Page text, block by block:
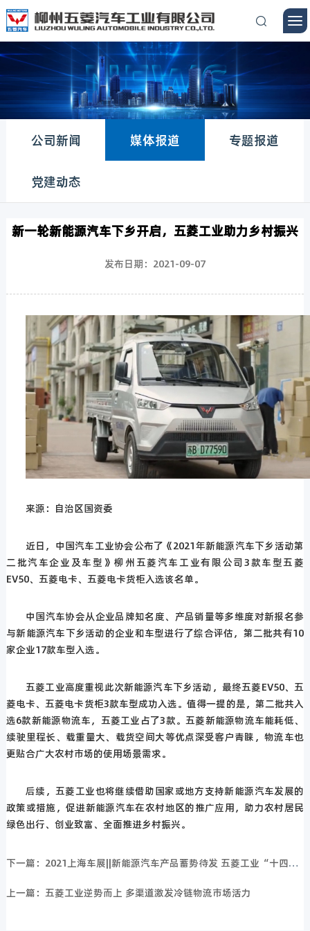
公司新闻 媒体报道 专题报道
党建动态
新一轮新能源汽车下乡开启，五菱工业助力乡村振兴
发布日期：2021-09-07
来源：自治区国资委
近日，中国汽车工业协会公布了《2021年新能源汽车下乡活动第
二批汽车企业及车型》柳州五菱汽车工业有限公司3款车型五菱
EV50、五菱电卡、五菱电卡货柜入选该名单。
中国汽车协会从企业品牌知名度、产品销量等多维度对新报名参
与新能源汽车下乡活动的企业和车型进行了综合评估，第二批共有10
家企业17款车型入选。
五菱工业高度重视此次新能源汽车下乡活动，最终五菱EV50、五
菱电卡、五菱电卡货柜3款车型成功入选。值得一提的是，第二批共入
选6款新能源物流车，五菱工业占了3款。五菱新能源物流车能耗低、
续驶里程长、载重量大、载货空间大等优点深受客户青睐，物流车也
更贴合广大农村市场的使用场景需求。
后续，五菱工业也将继续借助国家或地方支持新能源汽车发展的
政策或措施，促进新能源汽车在农村地区的推广应用，助力农村居民
绿色出行、创业致富、全面推进乡村振兴。
下一篇：2021上海车展||新能源汽车产品蓄势待发 五菱工业“十四五”开新局
上一篇：五菱工业逆势而上 多渠道激发冷链物流市场活力